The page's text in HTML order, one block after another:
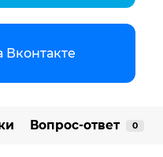
Вконтакте
Вопрос-ответ 0